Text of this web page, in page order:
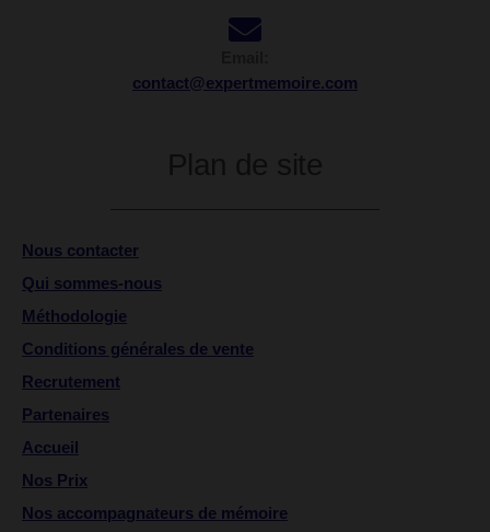
contact@expertmemoire.com
Nous contacter
Qui sommes-nous
Méthodologie
Conditions générales de vente
Recrutement
Partenaires
Accueil
Nos Prix
Nos accompagnateurs de mémoire